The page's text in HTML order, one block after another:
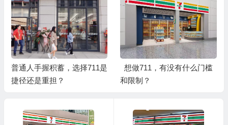
普通人手握积蓄，选择711是
捷径还是重担？
想做711，有没有什么门槛
和限制？